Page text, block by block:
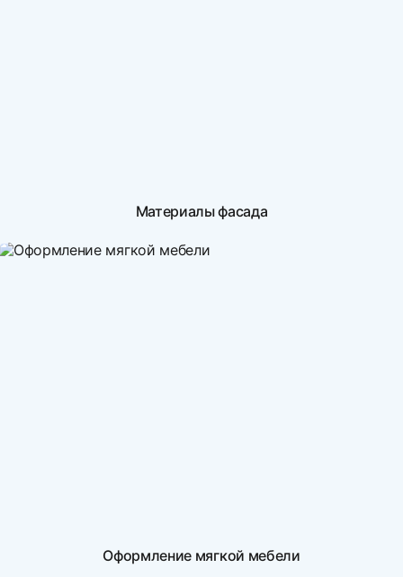
Материалы фасада
Оформление мягкой мебели